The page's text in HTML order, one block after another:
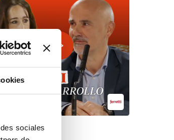
sociales
E-salon